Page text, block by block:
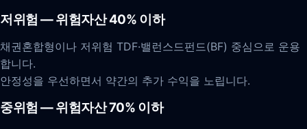
저위험 — 위험자산 40% 이하
채권혼합형이나 저위험 TDF·밸런스드펀드(BF) 중심으로 운용
합니다.
안정성을 우선하면서 약간의 추가 수익을 노립니다.
중위험 — 위험자산 70% 이하